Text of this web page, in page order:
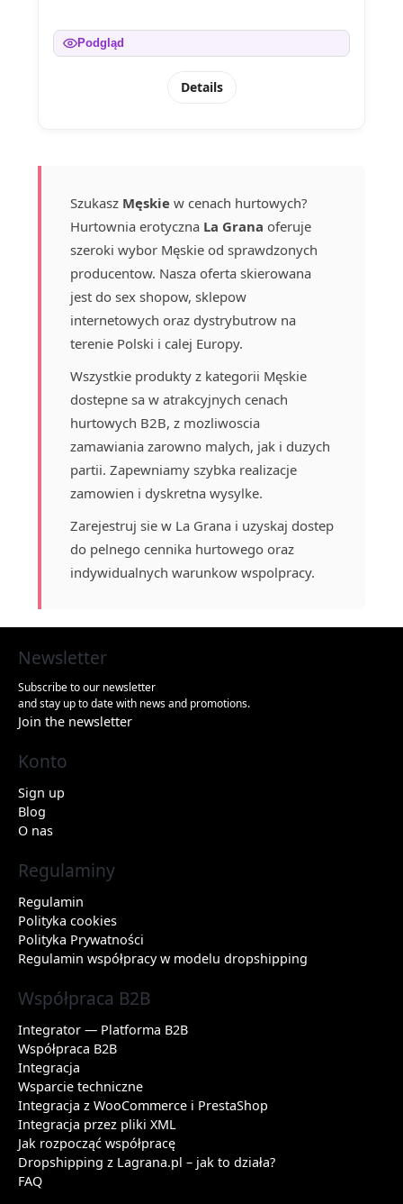
Podgląd
Details
Szukasz Męskie w cenach hurtowych?
Hurtownia erotyczna La Grana oferuje
szeroki wybor Męskie od sprawdzonych
producentow. Nasza oferta skierowana
jest do sex shopow, sklepow
internetowych oraz dystrybutrow na
terenie Polski i calej Europy.
Wszystkie produkty z kategorii Męskie
dostepne sa w atrakcyjnych cenach
hurtowych B2B, z mozliwoscia
zamawiania zarowno malych, jak i duzych
partii. Zapewniamy szybka realizacje
zamowien i dyskretna wysylke.
Zarejestruj sie w La Grana i uzyskaj dostep
do pelnego cennika hurtowego oraz
indywidualnych warunkow wspolpracy.
Newsletter
Subscribe to our newsletter
and stay up to date with news and promotions.
Join the newsletter
Konto
Sign up
Blog
O nas
Regulaminy
Regulamin
Polityka cookies
Polityka Prywatności
Regulamin współpracy w modelu dropshipping
Współpraca B2B
Integrator — Platforma B2B
Współpraca B2B
Integracja
Wsparcie techniczne
Integracja z WooCommerce i PrestaShop
Integracja przez pliki XML
Jak rozpocząć współpracę
Dropshipping z Lagrana.pl – jak to działa?
FAQ